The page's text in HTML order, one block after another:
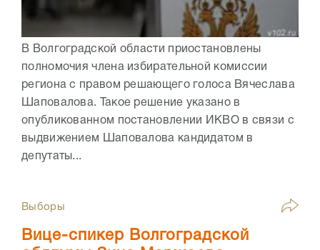
В Волгоградской области приостановлены
полномочия члена избирательной комиссии
региона с правом решающего голоса Вячеслава
Шаповалова. Такое решение указано в
опубликованном постановлении ИКВО в связи с
выдвижением Шаповалова кандидатом в
депутаты...
Выборы
Вице-спикер Волгоградской